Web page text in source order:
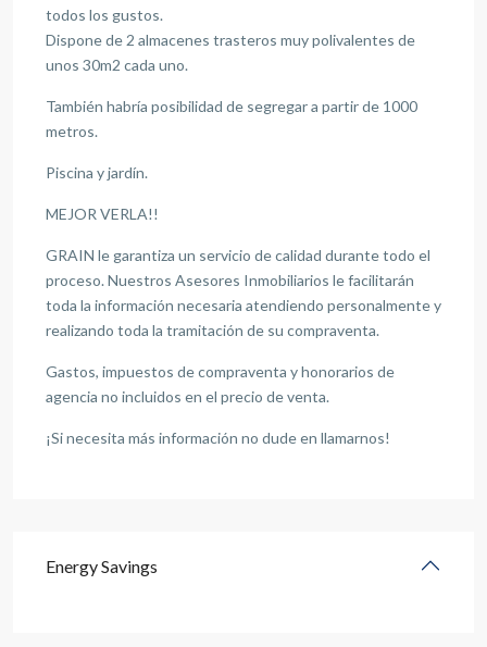
todos los gustos.
Dispone de 2 almacenes trasteros muy polivalentes de
unos 30m2 cada uno.
También habría posibilidad de segregar a partir de 1000
metros.
Piscina y jardín.
MEJOR VERLA!!
GRAIN le garantiza un servicio de calidad durante todo el
proceso. Nuestros Asesores Inmobiliarios le facilitarán
toda la información necesaria atendiendo personalmente y
realizando toda la tramitación de su compraventa.
Gastos, impuestos de compraventa y honorarios de
agencia no incluidos en el precio de venta.
¡Si necesita más información no dude en llamarnos!
Energy Savings